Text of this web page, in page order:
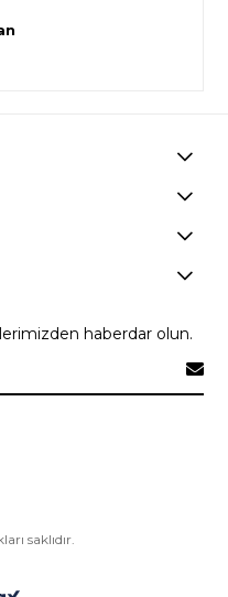
haberdar olun.
saklıdır.